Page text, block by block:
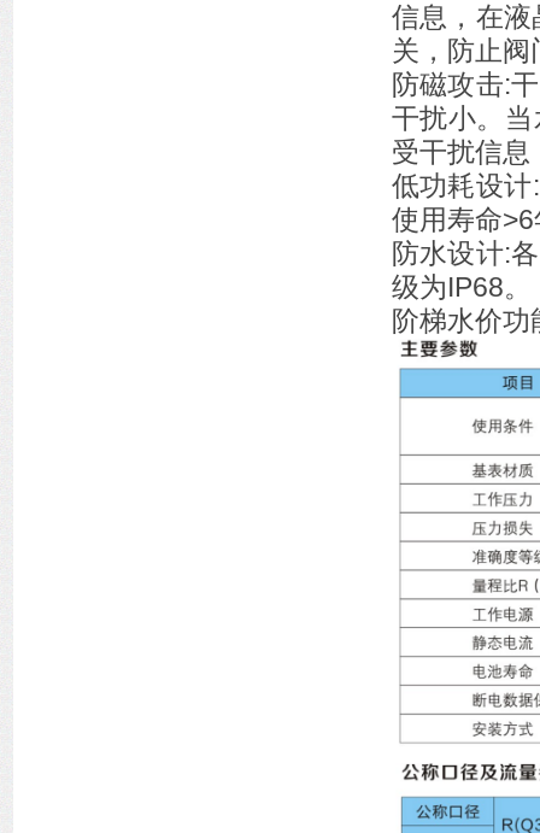
信息，在
关，防止阀
防磁攻击:
干扰小。
受干扰信息
低功耗设
使用寿命
防水设计:
级为IP68。
阶梯水价功